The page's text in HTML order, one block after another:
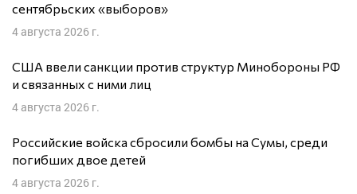
сентябрьских «выборов»
4 августа 2026 г.
США ввели санкции против структур Минобороны РФ
и связанных с ними лиц
4 августа 2026 г.
Российские войска сбросили бомбы на Сумы, среди
погибших двое детей
4 августа 2026 г.